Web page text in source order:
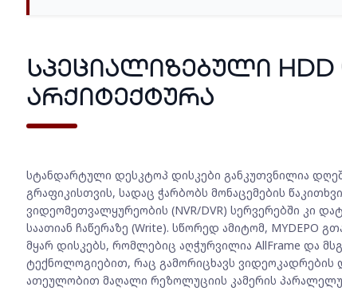
სპეციალიზებული
არქიტექტურა
სტანდარტული დესკტოპ დისკები განკუთვნილია
გრაფიკისთვის, სადაც ჭარბობს მონაცემების
ვიდეომეთვალყურეობის (NVR/DVR) სერვერებში კი
საათიან ჩაწერაზე (Write). სწორედ ამიტომ, MYDEPO
მყარ დისკებს, რომლებიც აღჭურვილია AllFrame და
ტექნოლოგიებით, რაც გამორიცხავს ვიდეოკადრების
ათეულობით მაღალი რეზოლუციის კამერის